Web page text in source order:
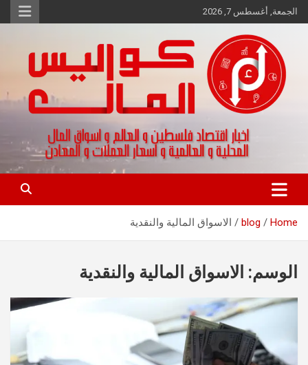
Skip
to
الجمعة, أغسطس 7, 2026
كواليس المال
اخبار اقتصاد فلسطين و العالم و تقارير اسواق المال و العملات
Home
blog الاسواق المالية والنقدية
الوسم: الاسواق المالية والنقدية